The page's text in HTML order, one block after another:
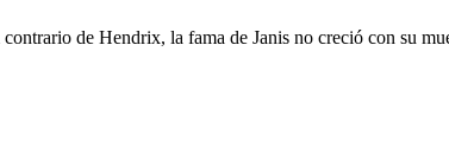
contrario de Hendrix, la fama de Janis no creció con su